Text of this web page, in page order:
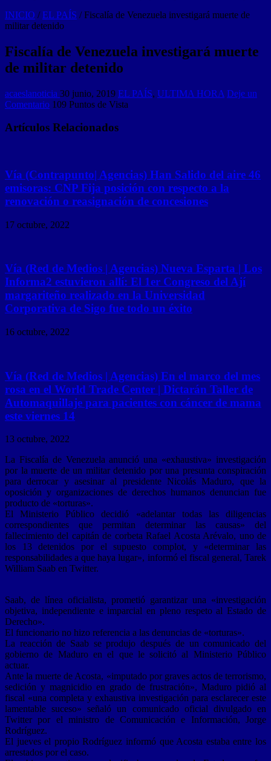
INICIO / EL PAÍS / Fiscalía de Venezuela investigará muerte de
militar detenido
Fiscalía de Venezuela investigará muerte
de militar detenido
acaeslanoticia 30 junio, 2019 EL PAÍS, ULTIMA HORA Deje un
Comentario 109 Puntos de Vista
Artículos Relacionados
Vía (Contrapunto| Agencias) Han Salido del aire 46
emisoras: CNP Fija posición con respecto a la
renovación o reasignación de concesiones
17 octubre, 2022
Vía (Red de Medios | Agencias) Nueva Esparta | Los
Informa2 estuvieron allí: El 1er Congreso del Ají
margariteño realizado en la Universidad
Corporativa de Sigo fue todo un éxito
16 octubre, 2022
Vía (Red de Medios | Agencias) En el marco del mes
rosa en el World Trade Center | Dictarán Taller de
Automaquillaje para pacientes con cáncer de mama
este viernes 14
13 octubre, 2022
La Fiscalía de Venezuela anunció una «exhaustiva» investigación
por la muerte de un militar detenido por una presunta conspiración
para derrocar y asesinar al presidente Nicolás Maduro, que la
oposición y organizaciones de derechos humanos denuncian fue
producto de «torturas».
El Ministerio Público decidió «adelantar todas las diligencias
correspondientes que permitan determinar las causas» del
fallecimiento del capitán de corbeta Rafael Acosta Arévalo, uno de
los 13 detenidos por el supuesto complot, y «determinar las
responsabilidades a que haya lugar», informó el fiscal general, Tarek
William Saab en Twitter.
Saab, de línea oficialista, prometió garantizar una «investigación
objetiva, independiente e imparcial en pleno respeto al Estado de
Derecho».
El funcionario no hizo referencia a las denuncias de «torturas».
La reacción de Saab se produjo después de un comunicado del
gobierno de Maduro en el que le solicitó al Ministerio Público
actuar.
Ante la muerte de Acosta, «imputado por graves actos de terrorismo,
sedición y magnicidio en grado de frustración», Maduro pidió al
fiscal «una completa y exhaustiva investigación para esclarecer este
lamentable suceso» señaló un comunicado oficial divulgado en
Twitter por el ministro de Comunicación e Información, Jorge
Rodríguez.
El jueves el propio Rodríguez informó que Acosta estaba entre los
arrestados por el caso.